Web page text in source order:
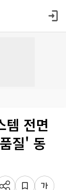
템 전면
질' 동